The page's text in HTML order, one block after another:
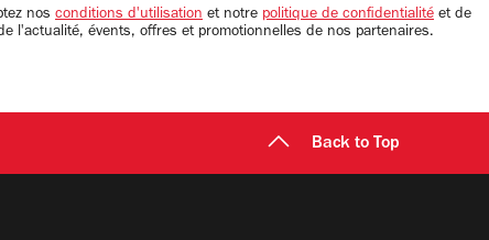
nos conditions d'utilisation et notre politique de confidentialité et de
l'actualité, évents, offres et promotionnelles de nos partenaires.
Back to Top